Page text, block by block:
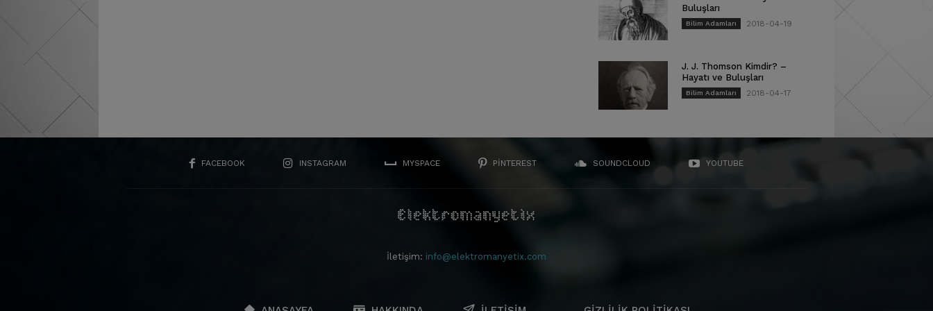
Buluşları
Bilim Adamları 2018-04-19
J. J. Thomson Kimdir? –
Hayatı ve Buluşları
Bilim Adamları 2018-04-17
FACEBOOK INSTAGRAM MYSPACE PINTEREST SOUNDCLOUD YOUTUBE
İletişim: info@elektromanyetix.com